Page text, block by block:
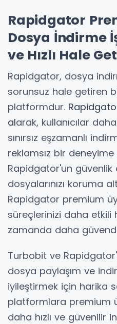
Rapidgator
Dosya İndirme
ve Hızlı Hale
Rapidgator, dosya
sorunsuz hale getiren
platformdur.
alarak, kullanıcılar daha
sınırsız eşzamanlı
reklamsız bir
Rapidgator'un
dosyalarınızı koruma
Rapidgator premium
süreçlerinizi daha etkili
zamanda daha
Turbobit ve
dosya paylaşım ve
iyileştirmek için harika
platformlara premium
daha hızlı ve güvenilir